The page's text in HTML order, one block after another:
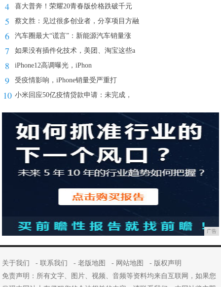
4 喜大普奔！荣耀20青春版价格跌破千元
5 蔡文胜：见过很多创业者，分享项目方融
6 汽车圈最大“谎言”：新能源汽车销量涨
7 如果没有插件化技术，美团、淘宝这些a
8 iPhone12高调曝光，iPhon
9 受疫情影响，iPhone销量受严重打
10 小米回应50亿疫情贷款申请：未完成，
广告
关于我们 -联系我们 -老版地图 - 网站地图 - 版权声明
免责声明：所有文字、图片、视频、音频等资料均来自互联网，如果您